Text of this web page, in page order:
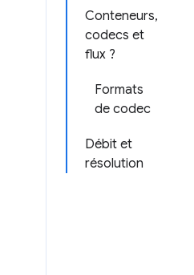
Conteneurs,
codecs et
flux ?
Formats
de codec
Débit et
résolution